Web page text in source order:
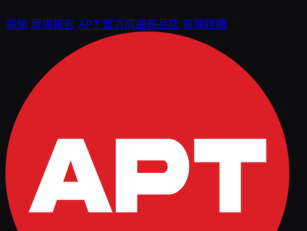
視頻 現場報告 APT 官方周邊商品店 新聞媒體